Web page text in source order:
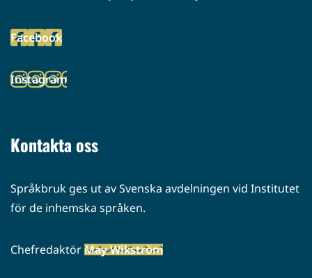
palveluun)
Facebook
(siirryt
palveluun)
Instagram
(siirryt
Kontakta oss
Språkbruk ges ut av Svenska avdelningen vid Institutet
för de inhemska språken.
ChefredaktörMay Wikström